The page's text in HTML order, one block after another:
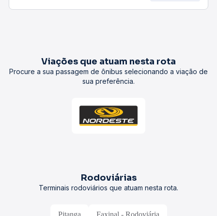
Viações que atuam nesta rota
Procure a sua passagem de ônibus selecionando a viação de
sua preferência.
Rodoviárias
Terminais rodoviários que atuam nesta rota.
Pitanga Faxinal - Rodoviária